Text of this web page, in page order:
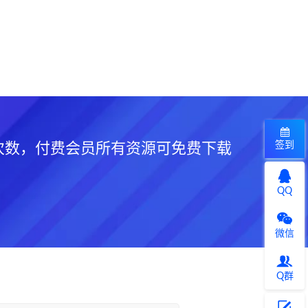
，付费会员所有资源可免费下载 签到
QQ
微信
Q群